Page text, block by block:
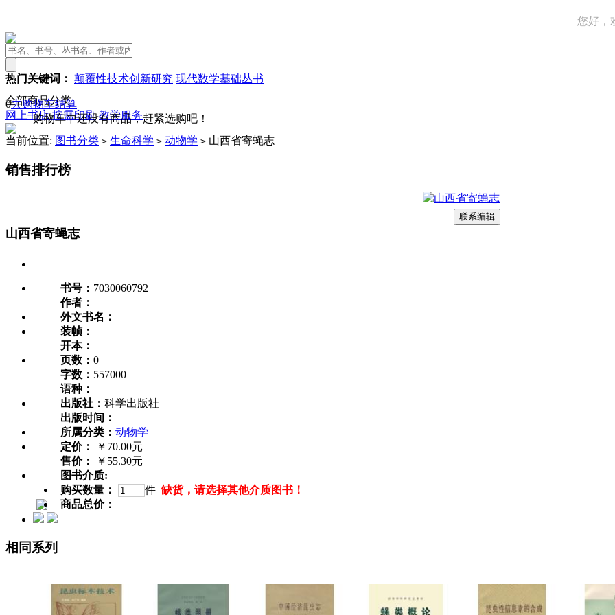
您好，
热门关键词： 颠覆性技术创新研究 现代数学基础丛书
0去购物车结算
购物车中还没有商品，赶紧选购吧！
全部商品分类
网上书店按需印刷 教学服务
当前位置: 图书分类 > 生命科学 > 动物学 > 山西省寄蝇志
销售排行榜
联系编辑
山西省寄蝇志
书号： 7030060792
作者：
外文书名：
装帧：
开本：
页数： 0
字数： 557000
语种：
出版社： 科学出版社
出版时间：
所属分类： 动物学
定价：
￥70.00元
售价：
￥55.30元
图书介质:
购买数量：
件 缺货，请选择其他介质图书！
商品总价：
相同系列